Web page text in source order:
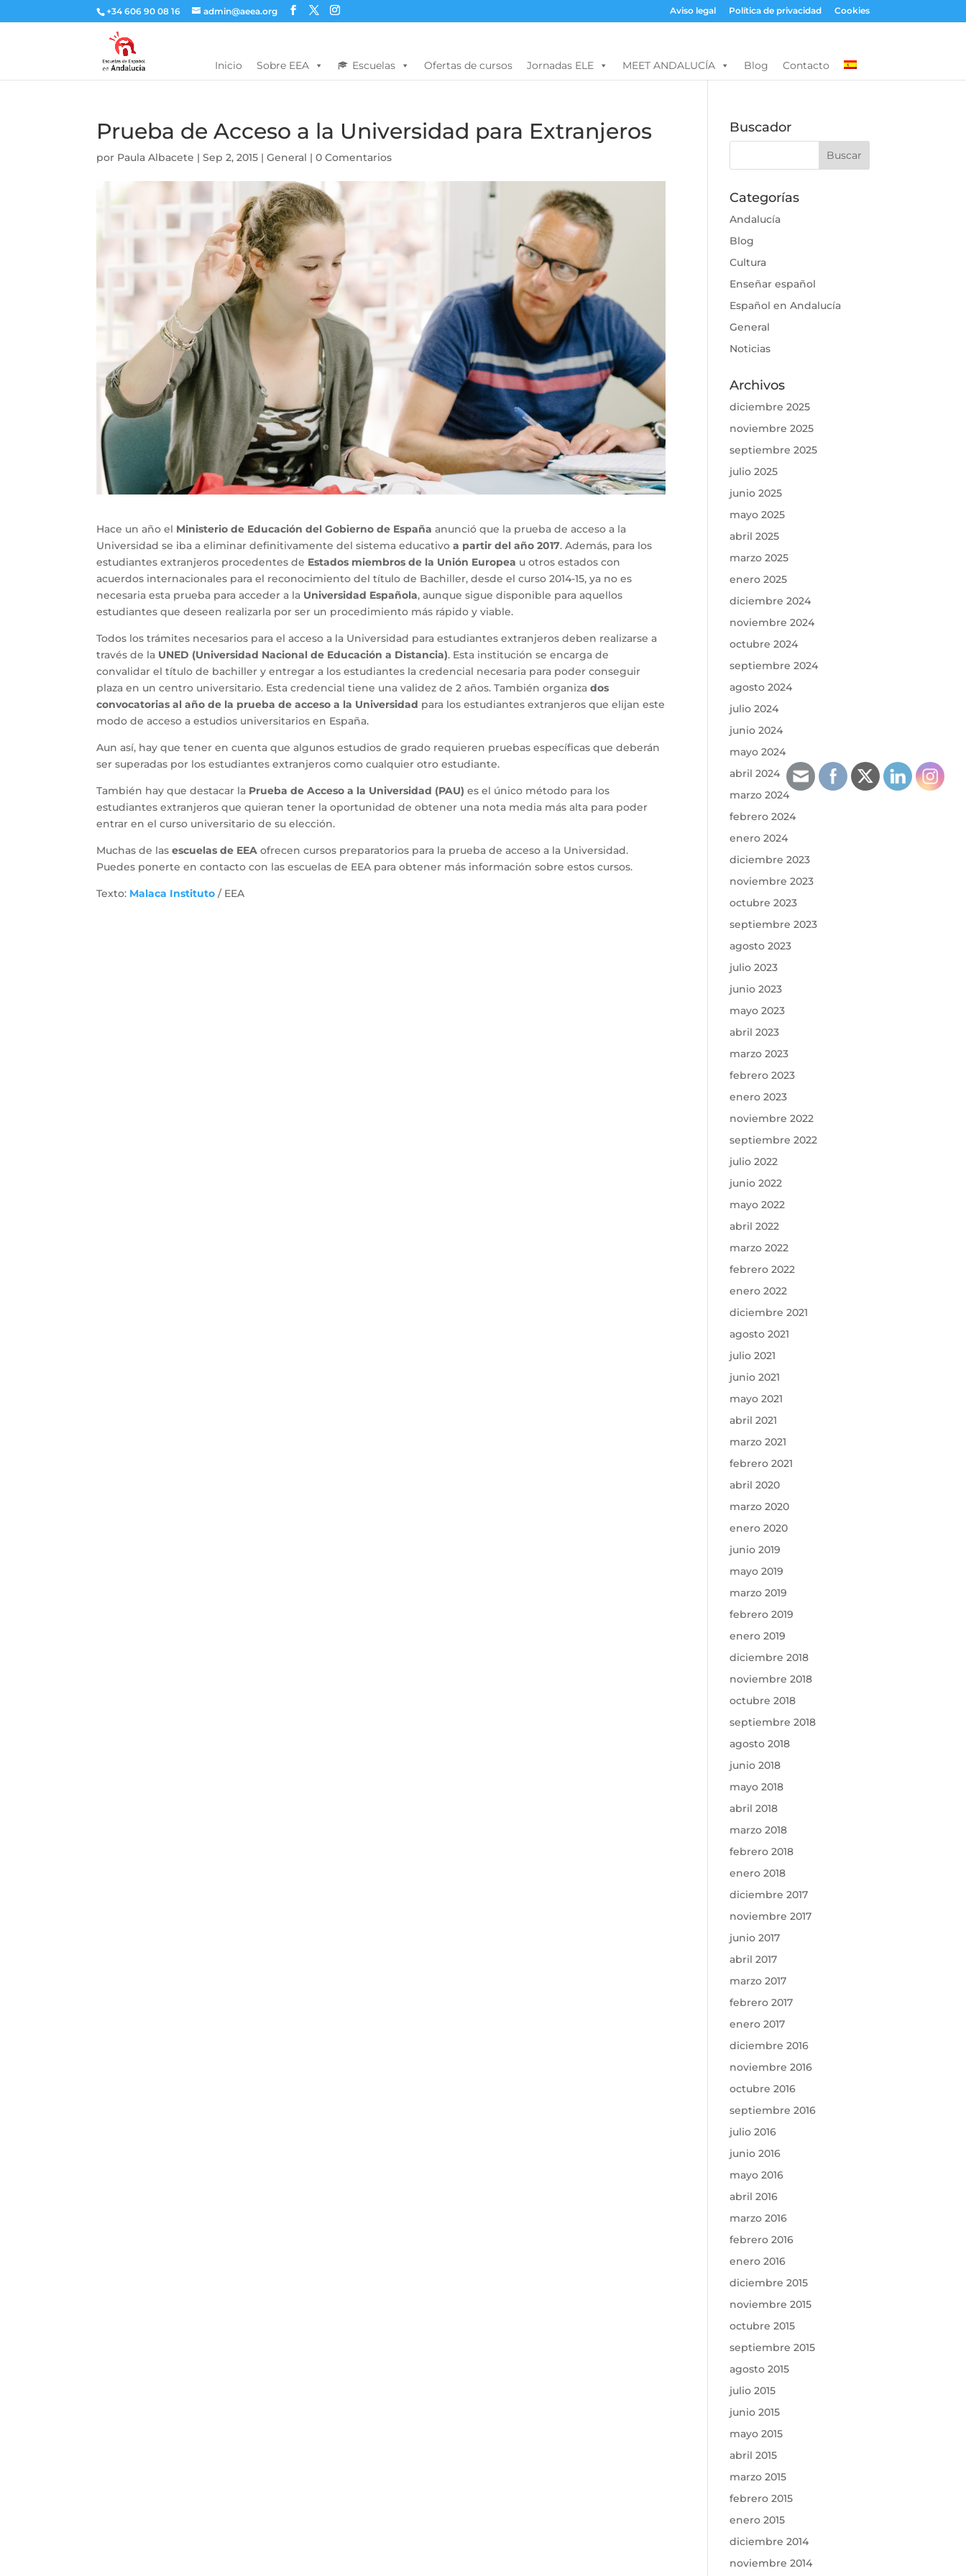
+34 606 90 08 16 admin@aeea.org Aviso legal Política de privacidad Cookies
Inicio Sobre EEA Escuelas Ofertas de cursos Jornadas ELE MEET ANDALUCÍA Blog Contacto
Prueba de Acceso a la Universidad para Extranjeros
por Paula Albacete |Sep 2, 2015 |General |0 Comentarios
Hace un año el Ministerio de Educación del Gobierno de España anunció que la prueba de acceso a la
Universidad se iba a eliminar definitivamente del sistema educativoa partir del año 2017. Además, para los
estudiantes extranjeros procedentes de Estados miembros de la Unión Europea u otros estados con
acuerdos internacionales para el reconocimiento del título de Bachiller, desde el curso 2014-15, ya no es
necesaria esta prueba para acceder a la Universidad Española, aunque sigue disponible para aquellos
estudiantes que deseen realizarla por ser un procedimiento más rápido y viable.
Todos los trámites necesarios para el acceso a la Universidad para estudiantes extranjeros deben realizarse a
través de la UNED (Universidad Nacional de Educación a Distancia). Esta institución se encarga de
convalidar el título de bachiller y entregar a los estudiantes la credencial necesaria para poder conseguir
plaza en un centro universitario. Esta credencial tiene una validez de 2 años. También organizados
convocatorias al año de la prueba de acceso a la Universidad para los estudiantes extranjeros que elijan este
modo de acceso a estudios universitarios en España.
Aun así, hay que tener en cuenta que algunos estudios de grado requieren pruebas específicas que deberán
ser superadas por los estudiantes extranjeros como cualquier otro estudiante.
También hay que destacar la Prueba de Acceso a la Universidad (PAU) es el único método para los
estudiantes extranjeros que quieran tener la oportunidad de obtener una nota media más alta para poder
entrar en el curso universitario de su elección.
Muchas de lasescuelas de EEA ofrecen cursos preparatorios para la prueba de acceso a la Universidad.
Puedes ponerte en contacto con las escuelas de EEA para obtener más información sobre estos cursos.
Texto: Malaca Instituto / EEA
Buscador
Categorías
Andalucía
Blog
Cultura
Enseñar español
Español en Andalucía
General
Noticias
Archivos
diciembre 2025
noviembre 2025
septiembre 2025
julio 2025
junio 2025
mayo 2025
abril 2025
marzo 2025
enero 2025
diciembre 2024
noviembre 2024
octubre 2024
septiembre 2024
agosto 2024
julio 2024
junio 2024
mayo 2024
abril 2024
marzo 2024
febrero 2024
enero 2024
diciembre 2023
noviembre 2023
octubre 2023
septiembre 2023
agosto 2023
julio 2023
junio 2023
mayo 2023
abril 2023
marzo 2023
febrero 2023
enero 2023
noviembre 2022
septiembre 2022
julio 2022
junio 2022
mayo 2022
abril 2022
marzo 2022
febrero 2022
enero 2022
diciembre 2021
agosto 2021
julio 2021
junio 2021
mayo 2021
abril 2021
marzo 2021
febrero 2021
abril 2020
marzo 2020
enero 2020
junio 2019
mayo 2019
marzo 2019
febrero 2019
enero 2019
diciembre 2018
noviembre 2018
octubre 2018
septiembre 2018
agosto 2018
junio 2018
mayo 2018
abril 2018
marzo 2018
febrero 2018
enero 2018
diciembre 2017
noviembre 2017
junio 2017
abril 2017
marzo 2017
febrero 2017
enero 2017
diciembre 2016
noviembre 2016
octubre 2016
septiembre 2016
julio 2016
junio 2016
mayo 2016
abril 2016
marzo 2016
febrero 2016
enero 2016
diciembre 2015
noviembre 2015
octubre 2015
septiembre 2015
agosto 2015
julio 2015
junio 2015
mayo 2015
abril 2015
marzo 2015
febrero 2015
enero 2015
diciembre 2014
noviembre 2014